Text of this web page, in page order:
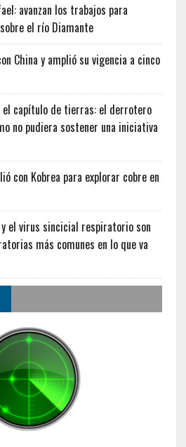
avanzan los trabajos para
el río Diamante
China y amplió su vigencia a cinco
el capítulo de tierras: el derrotero
no pudiera sostener una iniciativa
con Kobrea para explorar cobre en
el virus sincicial respiratorio son
más comunes en lo que va